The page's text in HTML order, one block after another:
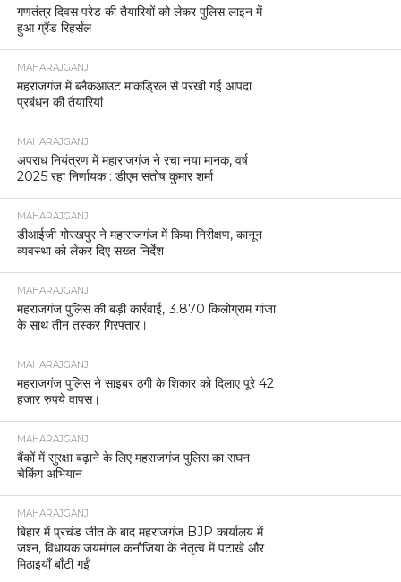
गणतंत्र दिवस परेड की तैयारियों को लेकर पुलिस लाइन में
हुआ ग्रैंड रिहर्सल
MAHARAJGANJ
महराजगंज में ब्लैकआउट माकड्रिल से परखी गई आपदा
प्रबंधन की तैयारियां
MAHARAJGANJ
अपराध नियंत्रण में महाराजगंज ने रचा नया मानक, वर्ष
2025 रहा निर्णायक : डीएम संतोष कुमार शर्मा
MAHARAJGANJ
डीआईजी गोरखपुर ने महाराजगंज में किया निरीक्षण, कानून-
व्यवस्था को लेकर दिए सख्त निर्देश
MAHARAJGANJ
महराजगंज पुलिस की बड़ी कार्रवाई, 3.870 किलोग्राम गांजा
के साथ तीन तस्कर गिरफ्तार।
MAHARAJGANJ
महराजगंज पुलिस ने साइबर ठगी के शिकार को दिलाए पूरे 42
हजार रुपये वापस।
MAHARAJGANJ
बैंकों में सुरक्षा बढ़ाने के लिए महराजगंज पुलिस का सघन
चेकिंग अभियान
MAHARAJGANJ
बिहार में प्रचंड जीत के बाद महराजगंज BJP कार्यालय में
जश्न, विधायक जयमंगल कनौजिया के नेतृत्व में पटाखे और
मिठाइयाँ बाँटी गईं